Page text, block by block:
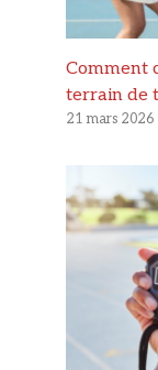
Comment
terrain de
21 mars 2026